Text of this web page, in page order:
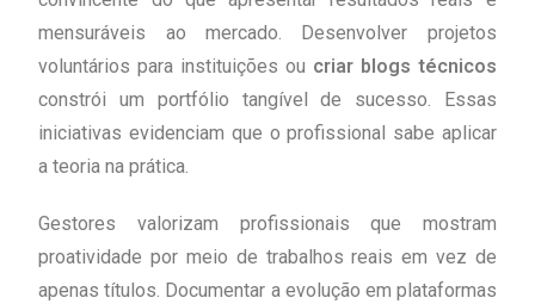
mensuráveis ao mercado. Desenvolver projetos
voluntários para instituições ou criar blogs técnicos
constrói um portfólio tangível de sucesso. Essas
iniciativas evidenciam que o profissional sabe aplicar
a teoria na prática.
Gestores valorizam profissionais que mostram
proatividade por meio de trabalhos reais em vez de
apenas títulos. Documentar a evolução em plataformas